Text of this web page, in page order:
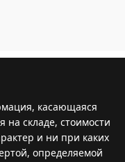
касающаяся
на складе, стоимости
и ни при каких
определяемой